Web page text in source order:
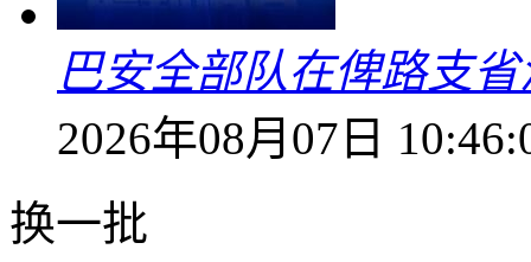
巴安全部队在俾路支
2026年08月07日
换一批